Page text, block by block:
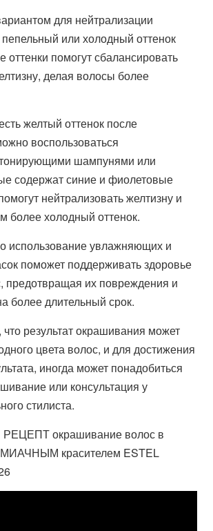
для нейтрализации
или холодный оттенок
оттенки помогут сбалансировать
делая волосы более
желтый оттенок после
воспользоваться
шампунями или
содержат синие и фиолетовые
нейтрализовать желтизну и
более холодный оттенок.
использование увлажняющих и
поможет поддерживать здоровье
предотвращая их повреждения и
более длительный срок.
результат окрашивания может
цвета волос, и для достижения
иногда может понадобиться
или консультация у
стилиста.
окрашивание волос в
красителем ESTEL